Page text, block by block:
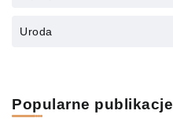
Uroda
Popularne publikacje